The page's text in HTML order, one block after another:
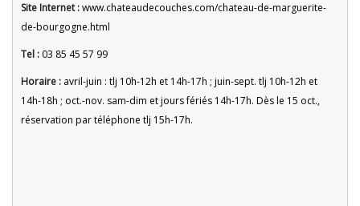
Site Internet :www.chateaudecouches.com/chateau-de-marguerite-
de-bourgogne.html
Tel : 03 85 45 57 99
Horaire : avril-juin : tlj 10h-12h et 14h-17h ; juin-sept. tlj 10h-12h et
14h-18h ; oct.-nov. sam-dim et jours fériés 14h-17h. Dès le 15 oct.,
réservation par téléphone tlj 15h-17h.